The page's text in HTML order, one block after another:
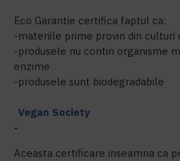
Eco Garantie certifica faptul ca:
-materiile prime provin din culturi
-produsele nu contin organisme
enzime
-produsele sunt biodegradabile
-
Vegan Society
Aceasta certificare inseamna ca